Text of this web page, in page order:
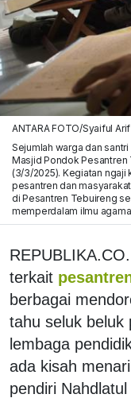
ANTARA FOTO/Syaiful Arif
Sejumlah warga dan
Masjid Pondok Pesantren
(3/3/2025). Kegiatan
pesantren dan
di Pesantren Tebuireng
memperdalam ilmu
terkait
berbagai
tahu seluk beluk
lembaga
ada kisah
pendiri